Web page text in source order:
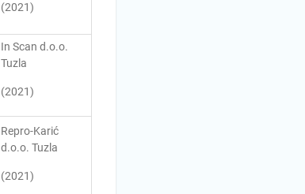
(2021)
In Scan d.o.o.
Tuzla
(2021)
Repro-Karić
d.o.o. Tuzla
(2021)